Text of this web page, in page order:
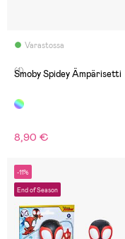
Varastossa
(1)
Smoby Spidey Ämpärisetti
8,90 €
-11%
End of Season